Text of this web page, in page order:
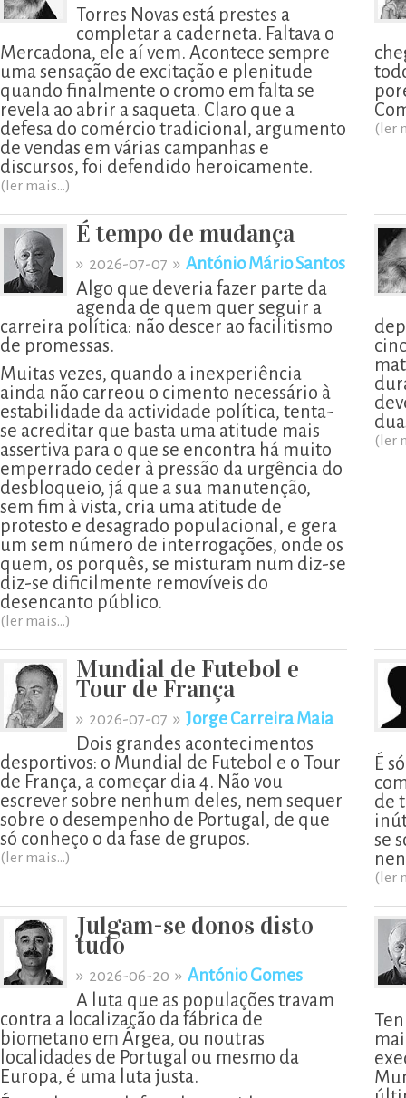
Torres Novas está prestes a
completar a caderneta. Faltava o
Mercadona, ele aí vem. Acontece sempre
uma sensação de excitação e plenitude
quando finalmente o cromo em falta se
revela ao abrir a saqueta. Claro que a
defesa do comércio tradicional, argumento
de vendas em várias campanhas e
discursos, foi defendido heroicamente.
(ler mais...)
(ler
É tempo de mudança
» 2026-07-07 » António Mário Santos
Algo que deveria fazer parte da
agenda de quem quer seguir a
carreira política: não descer ao facilitismo
de promessas.
Muitas vezes, quando a inexperiência
ainda não carreou o cimento necessário à
estabilidade da actividade política, tenta-
se acreditar que basta uma atitude mais
assertiva para o que se encontra há muito
emperrado ceder à pressão da urgência do
desbloqueio, já que a sua manutenção,
sem fim à vista, cria uma atitude de
protesto e desagrado populacional, e gera
um sem número de interrogações, onde os
quem, os porquês, se misturam num diz-se
diz-se dificilmente removíveis do
desencanto público.
(ler mais...)
(ler
Mundial de Futebol e
Tour de França
» 2026-07-07 » Jorge Carreira Maia
Dois grandes acontecimentos
desportivos: o Mundial de Futebol e o Tour
de França, a começar dia 4. Não vou
escrever sobre nenhum deles, nem sequer
sobre o desempenho de Portugal, de que
só conheço o da fase de grupos.
(ler mais...)
É
de
se
(ler
Julgam-se donos disto
tudo
» 2026-06-20 » António Gomes
A luta que as populações travam
contra a localização da fábrica de
biometano em Árgea, ou noutras
localidades de Portugal ou mesmo da
Europa, é uma luta justa.